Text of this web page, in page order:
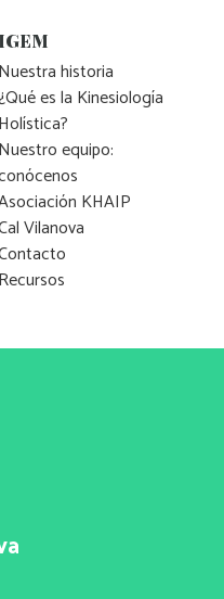
IGEM
Nuestra historia
es la Kinesiología
Holística?
Nuestro equipo:
KHAIP
Vilanova
Recursos